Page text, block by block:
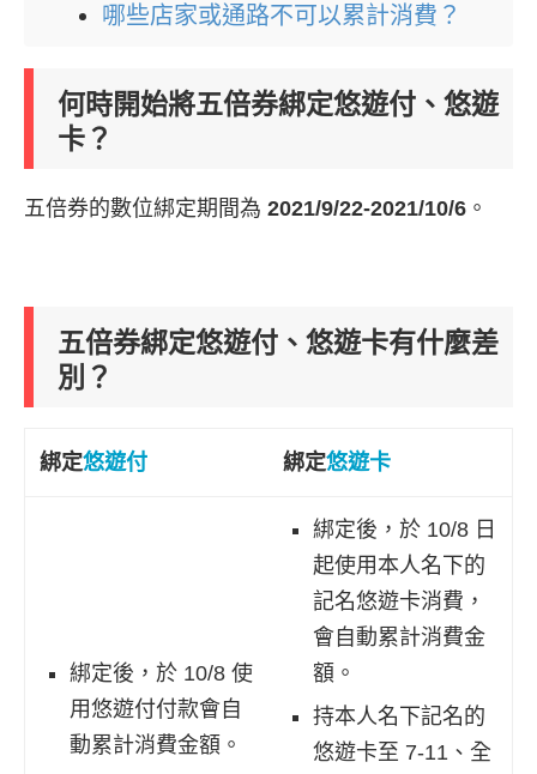
哪些店家或通路不可以累計消費？
何時開始將五倍券綁定悠遊付、悠遊
卡？
五倍券的數位綁定期間為 2021/9/22-2021/10/6 。
五倍券綁定悠遊付、悠遊卡有什麼差
別？
綁定悠遊付 綁定悠遊卡
綁定後，於 10/8 使
用悠遊付付款會自
動累計消費金額。
綁定後，於 10/8 日
起使用本人名下的
記名悠遊卡消費，
會自動累計消費金
額。
持本人名下記名的
悠遊卡至 7-11、全